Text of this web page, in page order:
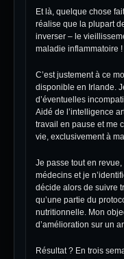
Et là, quelque chose
réalise que la plupart
inverser – le
maladie inflammatoire !
C’est justement à ce
disponible en Irlande.
d’éventuelles
Aidé de l’intelligence
travail en pause et me
vie, exclusivement à
Je passe tout en
médecins et je
décide alors de suivre
qu’une partie du
nutritionnelle. Mon
d’amélioration sur un
Résultat ? En trois